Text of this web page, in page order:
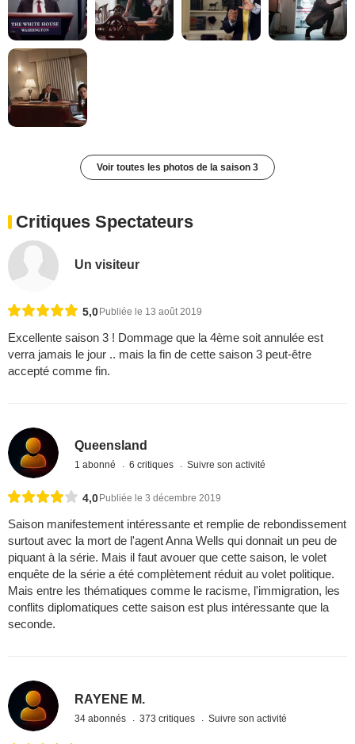
Voir toutes les photos de la saison 3
Critiques Spectateurs
Un visiteur
5,0Publiée le 13 août 2019
Excellente saison 3 ! Dommage que la 4ème soit annulée est
verra jamais le jour .. mais la fin de cette saison 3 peut-être
accepté comme fin.
Queensland
1 abonné 6 critiques Suivre son activité
4,0Publiée le 3 décembre 2019
Saison manifestement intéressante et remplie de rebondissement
surtout avec la mort de l'agent Anna Wells qui donnait un peu de
piquant à la série. Mais il faut avouer que cette saison, le volet
enquête de la série a été complètement réduit au volet politique.
Mais entre les thématiques comme le racisme, l'immigration, les
conflits diplomatiques cette saison est plus intéressante que la
seconde.
RAYENE M.
34 abonnés 373 critiques Suivre son activité